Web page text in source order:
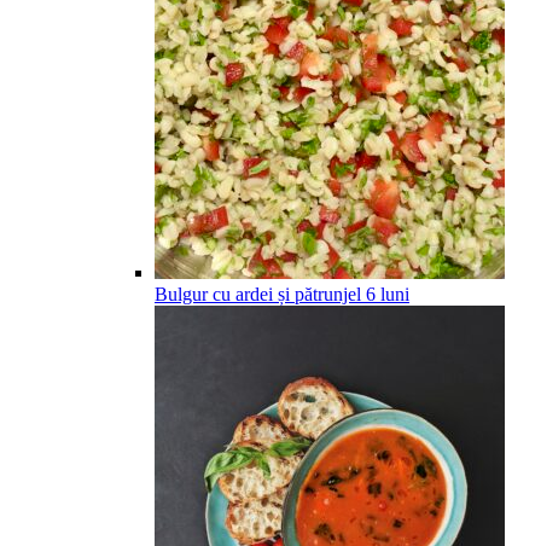
Bulgur cu ardei și pătrunjel 6 luni